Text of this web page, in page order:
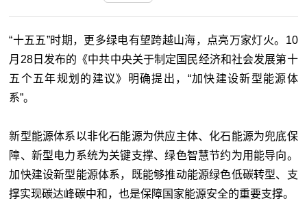
“十五五”时期，更多绿电有望跨越山海，点亮万家灯火。10
月28日发布的《中共中央关于制定国民经济和社会发展第十
五个五年规划的建议》明确提出，“加快建设新型能源体
系”。
新型能源体系以非化石能源为供应主体、化石能源为兜底保
障、新型电力系统为关键支撑、绿色智慧节约为用能导向。
加快建设新型能源体系，既能够推动能源绿色低碳转型、支
撑实现碳达峰碳中和，也是保障国家能源安全的重要支撑。